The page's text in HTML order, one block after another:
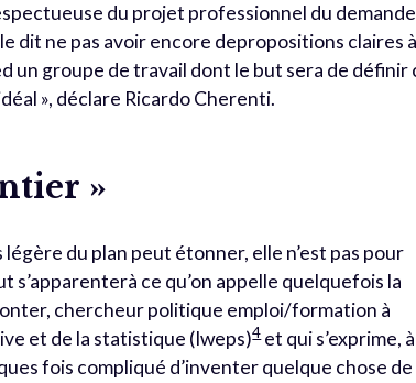
du projet professionnel du
dit ne pas avoir encore depropositions claires à
un groupe de travail dont le but sera de définir
», déclare Ricardo Cherenti.
»
du plan peut étonner, elle n’est pas pour
ce qu’on appelle quelquefois la
chercheur politique emploi/formation à
et de la statistique (Iweps)4et qui s’exprime, à
fois compliqué d’inventer quelque chose de